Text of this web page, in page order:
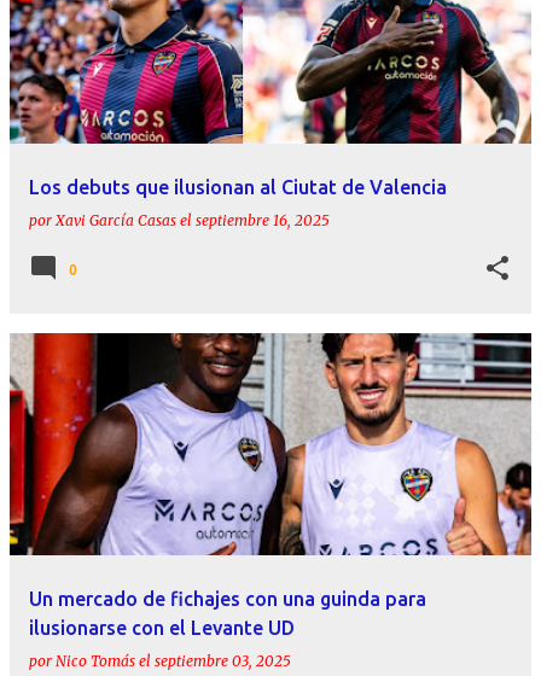
Los debuts que ilusionan al Ciutat de Valencia
porXavi García Casas el septiembre 16, 2025
0
Un mercado de fichajes con una guinda para
ilusionarse con el Levante UD
por Nico Tomás el septiembre 03, 2025